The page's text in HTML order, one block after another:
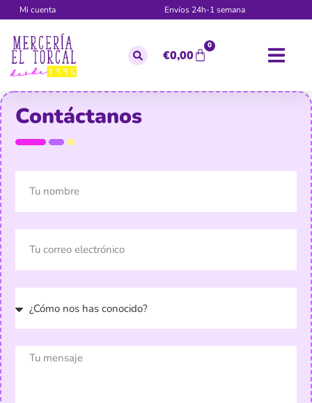
Mi cuenta Envíos 24h-1 semana
€0,00
0
Contáctanos